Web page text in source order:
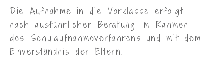
Die Aufnahme in die Vorklasse erfolgt
nach ausführlicher Beratung im Rahmen
des Schulaufnahmeverfahrens und mit dem
Einverständnis der Eltern.